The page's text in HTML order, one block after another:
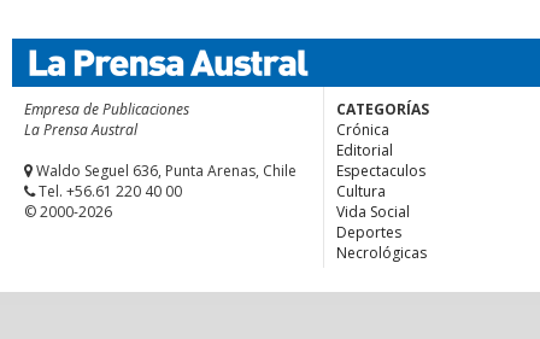
Empresa de Publicaciones
La Prensa Austral
Waldo Seguel 636, Punta Arenas, Chile
Tel. +56.61 220 40 00
© 2000-2026
CATEGORÍAS
Crónica
Editorial
Espectaculos
Cultura
Vida Social
Deportes
Necrológicas